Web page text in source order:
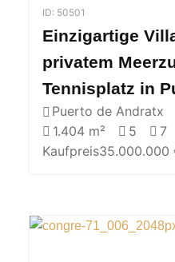
ID: 50501
Einzigartige
privatem
Tennisplatz in
Puerto de Andratx
1.404 m²
5 7
Kaufpreis35.000.000